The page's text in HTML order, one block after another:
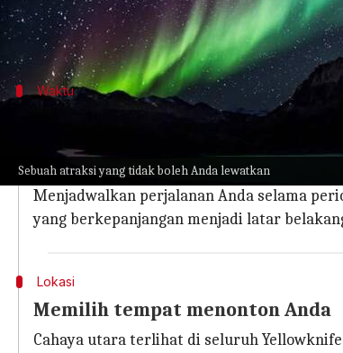
Sebuah atraksi yang tidak boleh Anda lewatkan
Kota ini menawarkan perpaduan unik
Waktu
Waktu terbaik untuk
Waktu terbaik untuk melihat cahaya
Bulan-bulan ini memberikan malam yang
Menjadwalkan perjalanan Anda selama
yang berkepanjangan menjadi latar
Lokasi
Memilih tempat menonton Anda
Cahaya utara terlihat di seluruh